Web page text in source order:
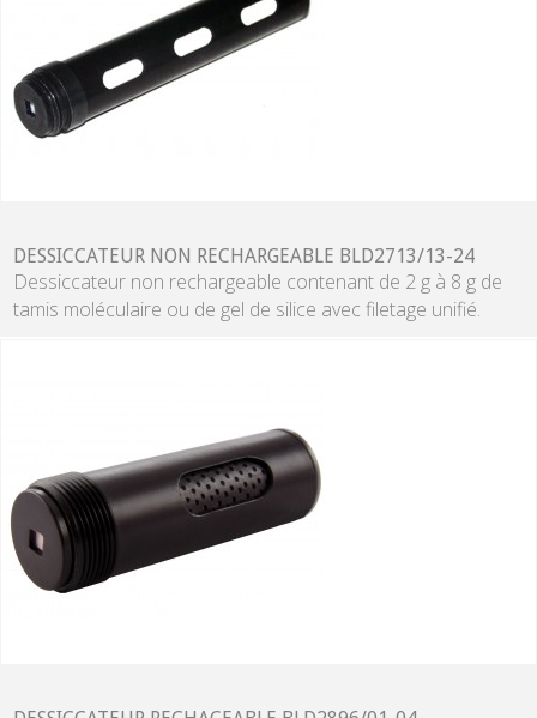
DESSICCATEUR NON RECHARGEABLE BLD2713/13-24
Dessiccateur non rechargeable contenant de 2 g à 8 g de
tamis moléculaire ou de gel de silice avec filetage unifié.